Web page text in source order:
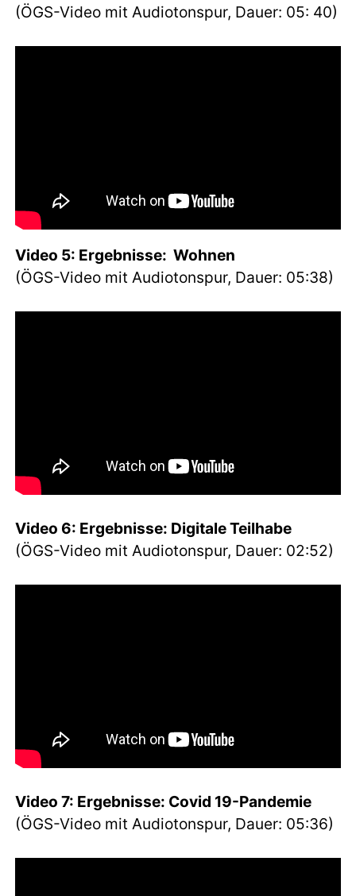
(ÖGS-Video mit Audiotonspur, Dauer: 05: 40)
Video 5: Ergebnisse: Wohnen
(ÖGS-Video mit Audiotonspur, Dauer: 05:38)
Video 6: Ergebnisse: Digitale Teilhabe
(ÖGS-Video mit Audiotonspur, Dauer: 02:52)
Video 7: Ergebnisse: Covid 19-Pandemie
(ÖGS-Video mit Audiotonspur, Dauer: 05:36)